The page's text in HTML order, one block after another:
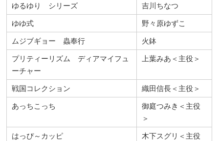
ゆるゆり シリーズ
吉川ちなつ
ゆゆ式
野々原ゆずこ
ムジブギョー 蟲奉行
火鉢
プリティーリズム ディアマイフュ
ーチャー
上葉みあ＜主役＞
戦国コレクション
織田信長＜主役＞
あっちこっち
御庭つみき＜主役
＞
はっぴ～カッピ
木下スグリ＜主役